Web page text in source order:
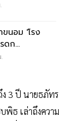
ขนอม 'โรง
ดก
ร์กชุมชน
3 ปี นายธภัทร
พิธ เล่าถึงความ